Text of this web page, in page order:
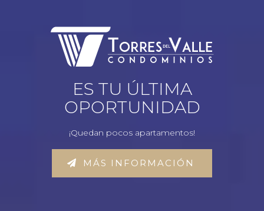
ES TU ÚLTIMA
OPORTUNIDAD
¡Quedan pocos apartamentos!
MÁS INFORMACIÓN